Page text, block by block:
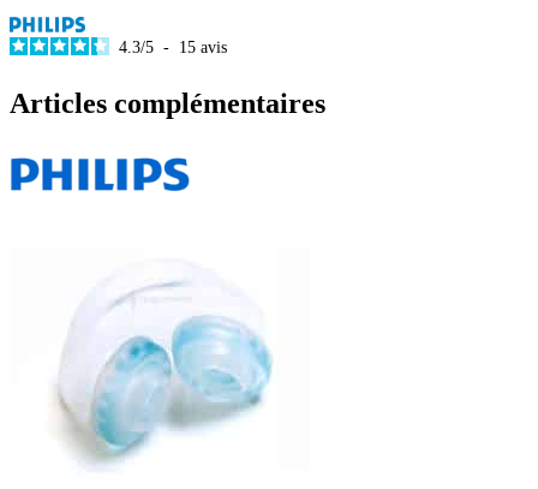
4.3/5 - 15 avis
Articles complémentaires